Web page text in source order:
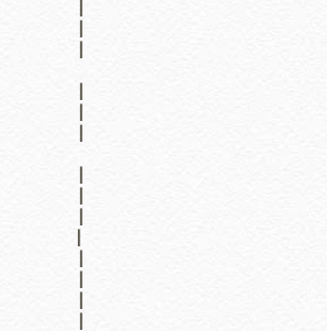
|
|
|
|
|
|
|
|
|
|
|
|
|
|